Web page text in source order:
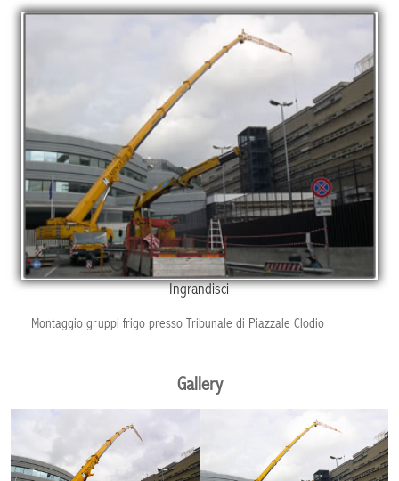
Ingrandisci
Montaggio gruppi frigo presso Tribunale di Piazzale Clodio
Gallery